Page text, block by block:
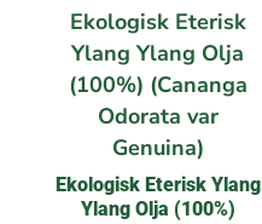
Ekologisk Eterisk Ylang
Ylang Olja (100%)